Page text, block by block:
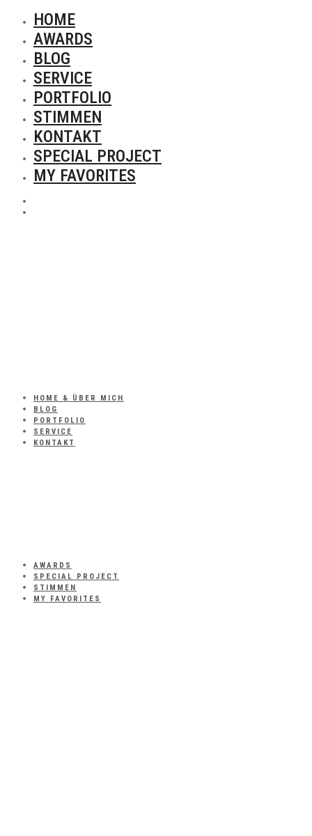
HOME
AWARDS
BLOG
SERVICE
PORTFOLIO
STIMMEN
KONTAKT
SPECIAL PROJECT
MY FAVORITES
HOME & ÜBER MICH
BLOG
PORTFOLIO
SERVICE
KONTAKT
AWARDS
SPECIAL PROJECT
STIMMEN
MY FAVORITES